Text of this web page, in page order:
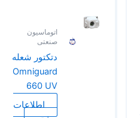
اتوماسیون
صنعتی
دتکتور شعله
Omniguard
660 UV
اطلاعات